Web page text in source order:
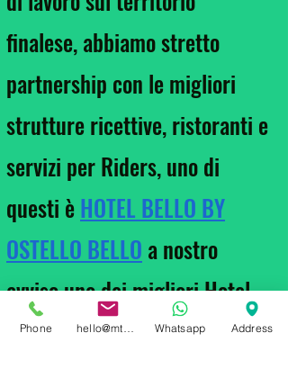
finalese, abbiamo stretto
partnership con le migliori
strutture ricettive, ristoranti e
servizi per Riders, uno di
questi èHOTEL BELLO BY
OSTELLO BELLO a nostro
avviso uno dei migliori Hotel
per Bikers, con una bike room
Phone Whatsapp Address